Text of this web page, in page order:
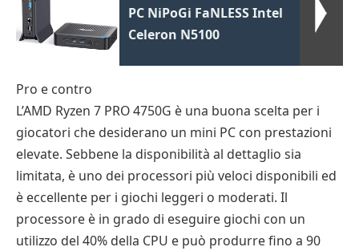
PC NiPoGi FaNLESS Intel
Celeron N5100
Pro e contro
L’AMD Ryzen 7 PRO 4750G è una buona scelta per i
giocatori che desiderano un mini PC con prestazioni
elevate. Sebbene la disponibilità al dettaglio sia
limitata, è uno dei processori più veloci disponibili ed
è eccellente per i giochi leggeri o moderati. Il
processore è in grado di eseguire giochi con un
utilizzo del 40% della CPU e può produrre fino a 90